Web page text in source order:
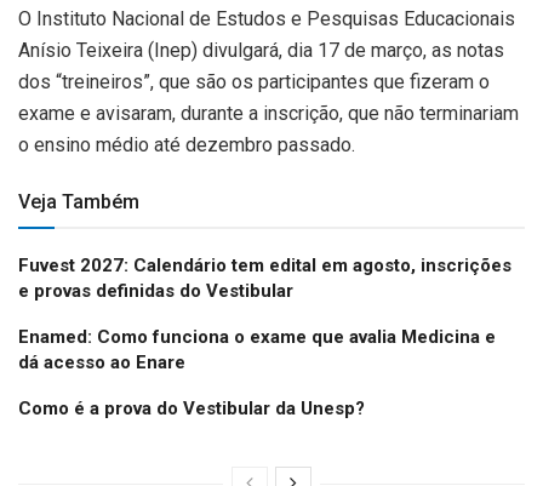
O Instituto Nacional de Estudos e Pesquisas Educacionais
Anísio Teixeira (Inep) divulgará, dia 17 de março, as notas
dos “treineiros”, que são os participantes que fizeram o
exame e avisaram, durante a inscrição, que não terminariam
o ensino médio até dezembro passado.
Veja Também
Fuvest 2027: Calendário tem edital em agosto, inscrições
e provas definidas do Vestibular
Enamed: Como funciona o exame que avalia Medicina e
dá acesso ao Enare
Como é a prova do Vestibular da Unesp?